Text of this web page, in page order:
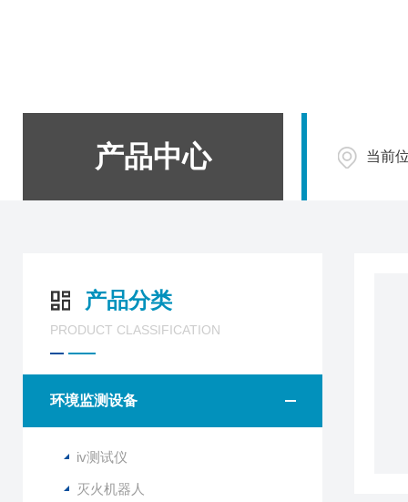
产品中心 当前
产品分类
PRODUCT CLASSIFICATION
环境监测设备
iv测试仪
灭火机器人